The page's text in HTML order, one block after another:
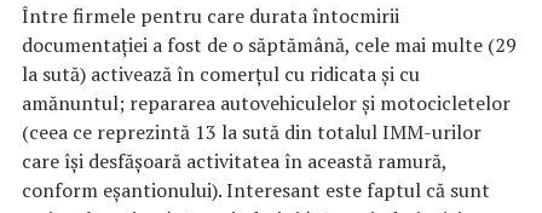
Între firmele pentru care durata întocmirii
documentației a fost de o săptămână, cele mai multe (29
la sută) activează în comerțul cu ridicata și cu
amănuntul; repararea autovehiculelor și motocicletelor
(ceea ce reprezintă 13 la sută din totalul IMM-urilor
care își desfășoară activitatea în această ramură,
conform eșantionului). Interesant este faptul că sunt